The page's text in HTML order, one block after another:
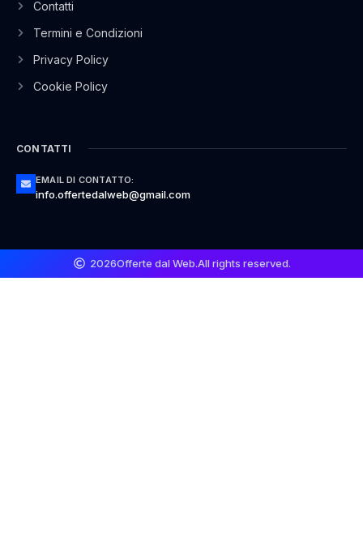
Contatti
Termini e Condizioni
Privacy Policy
Cookie Policy
CONTATTI
EMAIL DI CONTATTO:
info.offertedalweb@gmail.com
2026Offerte dal Web.All rights reserved.